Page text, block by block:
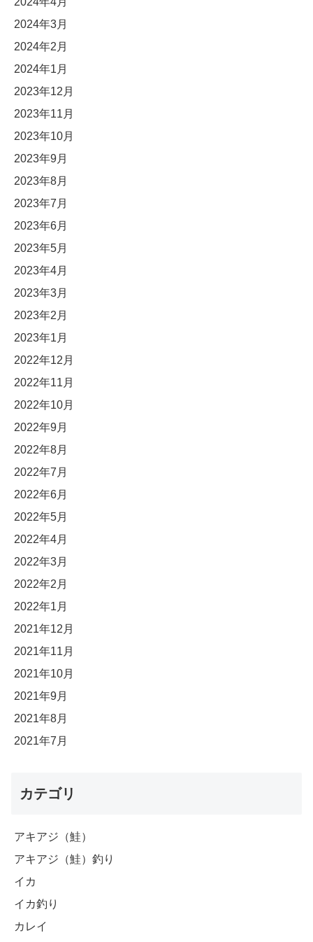
2024年3月
2024年2月
2024年1月
2023年12月
2023年11月
2023年10月
2023年9月
2023年8月
2023年7月
2023年6月
2023年5月
2023年4月
2023年3月
2023年2月
2023年1月
2022年12月
2022年11月
2022年10月
2022年9月
2022年8月
2022年7月
2022年6月
2022年5月
2022年4月
2022年3月
2022年2月
2022年1月
2021年12月
2021年11月
2021年10月
2021年9月
2021年8月
2021年7月
カテゴリ
アキアジ（鮭）
アキアジ（鮭）釣り
イカ
イカ釣り
カレイ